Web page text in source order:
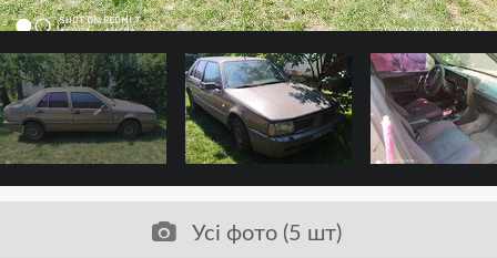
Усі фото (5 шт)